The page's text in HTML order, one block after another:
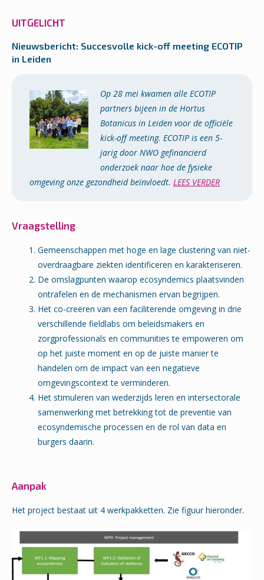
UITGELICHT
Nieuwsbericht: Succesvolle kick-off meeting ECOTIP
in Leiden
Op 28 mei kwamen alle ECOTIP
partners bijeen in de Hortus
Botanicus in Leiden voor de officiële
kick-off meeting. ECOTIP is een 5-
jarig door NWO gefinancierd
onderzoek naar hoe de fysieke
omgeving onze gezondheid beïnvloedt. LEES VERDER
Vraagstelling
Gemeenschappen met hoge en lage clustering van niet-
overdraagbare ziekten identificeren en karakteriseren.
De omslagpunten waarop ecosyndemics plaatsvinden
ontrafelen en de mechanismen ervan begrijpen.
Het co-creëren van een faciliterende omgeving in drie
verschillende fieldlabs om beleidsmakers en
zorgprofessionals en communities te empoweren om
op het juiste moment en op de juiste manier te
handelen om de impact van een negatieve
omgevingscontext te verminderen.
Het stimuleren van wederzijds leren en intersectorale
samenwerking met betrekking tot de preventie van
ecosyndemische processen en de rol van data en
burgers daarin.
Aanpak
Het project bestaat uit 4 werkpakketten. Zie figuur hieronder.